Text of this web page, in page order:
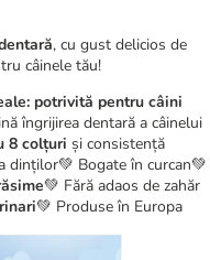
, cu gust delicios de
câinele tău!
potrivită pentru câini
îngrijirea dentară a câinelui
8 colțuri și consistență
dinților💚 Bogate în curcan💚
💚 Fără adaos de zahăr
💚 Produse în Europa